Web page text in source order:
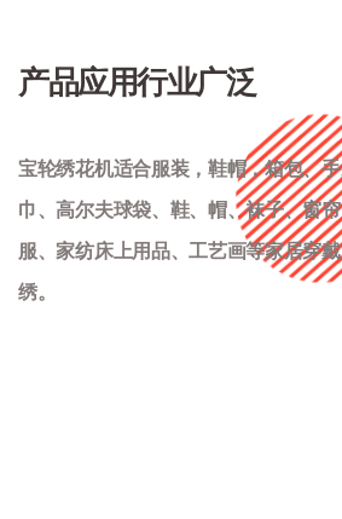
产品应用行业广泛
宝轮绣花机适合服装，鞋帽，箱包、
巾、高尔夫球袋、鞋、帽、袜子、窗
服、家纺床上用品、工艺画等家居穿
绣。